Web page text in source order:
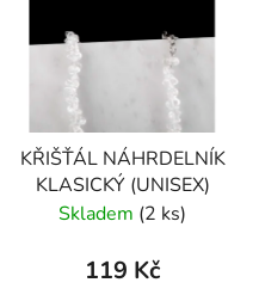
KŘIŠŤÁL NÁHRDELNÍK
KLASICKÝ (UNISEX)
Skladem (2 ks)
119 Kč